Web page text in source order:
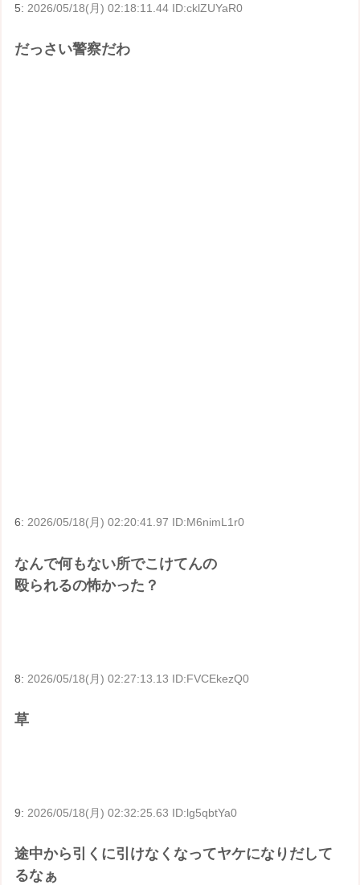
5: 2026/05/18(月) 02:18:11.44 ID:cklZUYaR0
だっさい警察だわ
6:2026/05/18(月) 02:20:41.97 ID:M6nimL1r0
なんで何もない所でこけてんの
殴られるの怖かった？
8: 2026/05/18(月) 02:27:13.13 ID:FVCEkezQ0
草
9:2026/05/18(月) 02:32:25.63 ID:lg5qbtYa0
途中から引くに引けなくなってヤケになりだして
るなぁ